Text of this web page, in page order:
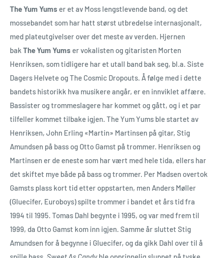
The Yum Yums er et av Moss lengstlevende band, og det
mossebandet som har hatt størst utbredelse internasjonalt,
med plateutgivelser over det meste av verden. Hjernen
bak The Yum Yums er vokalisten og gitaristen Morten
Henriksen, som tidligere har et utall band bak seg, bl.a. Siste
Dagers Helvete og The Cosmic Dropouts. Å følge med i dette
bandets historikk hva musikere angår, er en innviklet affære.
Bassister og trommeslagere har kommet og gått, og i et par
tilfeller kommet tilbake igjen. The Yum Yums ble startet av
Henriksen, John Erling «Martin» Martinsen på gitar, Stig
Amundsen på bass og Otto Gamst på trommer. Henriksen og
Martinsen er de eneste som har vært med hele tida, ellers har
det skiftet mye både på bass og trommer. Per Madsen overtok
Gamsts plass kort tid etter oppstarten, men Anders Møller
(Gluecifer, Euroboys) spilte trommer i bandet et års tid fra
1994 til 1995. Tomas Dahl begynte i 1995, og var med frem til
1999, da Otto Gamst kom inn igjen. Samme år sluttet Stig
Amundsen for å begynne i Gluecifer, og da gikk Dahl over til å